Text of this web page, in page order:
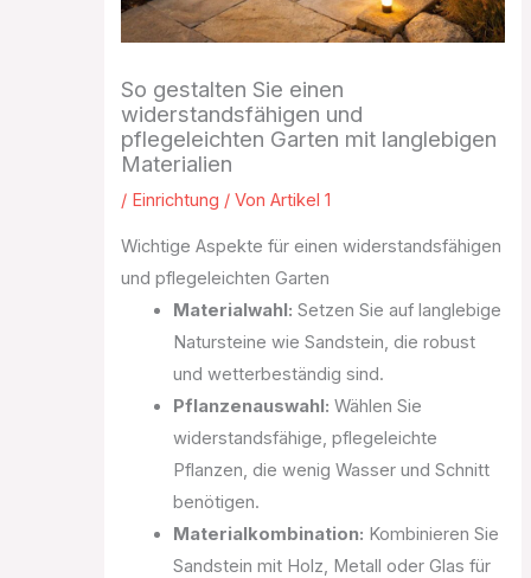
So gestalten Sie einen
widerstandsfähigen und
pflegeleichten Garten mit langlebigen
Materialien
/ Einrichtung / VonArtikel 1
Wichtige Aspekte für einen widerstandsfähigen
und pflegeleichten Garten
Materialwahl: Setzen Sie auf langlebige
Natursteine wie Sandstein, die robust
und wetterbeständig sind.
Pflanzenauswahl: Wählen Sie
widerstandsfähige, pflegeleichte
Pflanzen, die wenig Wasser und Schnitt
benötigen.
Materialkombination: Kombinieren Sie
Sandstein mit Holz, Metall oder Glas für